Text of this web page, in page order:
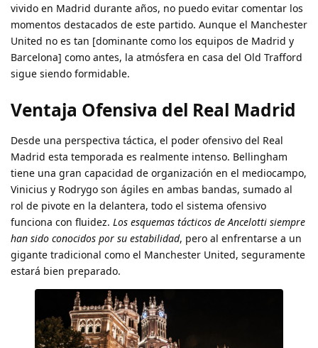
vivido en Madrid durante años, no puedo evitar comentar los
momentos destacados de este partido. Aunque el Manchester
United no es tan [dominante como los equipos de Madrid y
Barcelona] como antes, la atmósfera en casa del Old Trafford
sigue siendo formidable.
Ventaja Ofensiva del Real Madrid
Desde una perspectiva táctica, el poder ofensivo del Real
Madrid esta temporada es realmente intenso. Bellingham
tiene una gran capacidad de organización en el mediocampo,
Vinicius y Rodrygo son ágiles en ambas bandas, sumado al
rol de pivote en la delantera, todo el sistema ofensivo
funciona con fluidez. Los esquemas tácticos de Ancelotti siempre
han sido conocidos por su estabilidad, pero al enfrentarse a un
gigante tradicional como el Manchester United, seguramente
estará bien preparado.